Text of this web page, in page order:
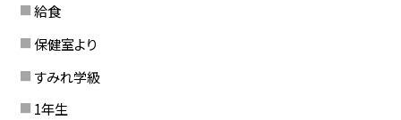
給食
保健室より
すみれ学級
1年生